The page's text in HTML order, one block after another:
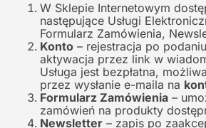
W Sklepie Internetowym
następujące Usługi
Formularz Zamówienia,
Konto – rejestracja po
aktywacja przez link w
Usługa jest bezpłatna,
przez wysłanie e-maila na
Formularz Zamówienia –
zamówień na produkty
Newsletter – zapis po